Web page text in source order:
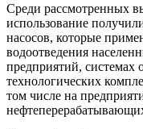
Среди рассмотренных
использование
насосов, которые
водоотведения
предприятий, системах
технологических
том числе на